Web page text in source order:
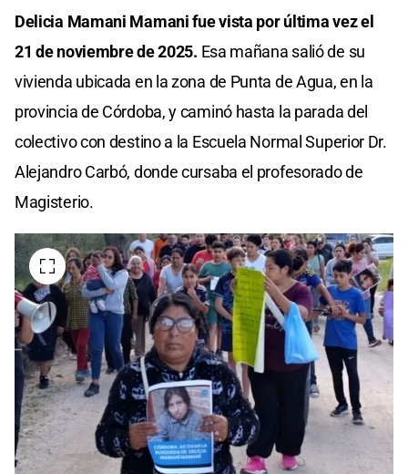
Delicia Mamani Mamani fue vista por última vez el
21 de noviembre de 2025. Esa mañana salió de su
vivienda ubicada en la zona de Punta de Agua, en la
provincia de Córdoba, y caminó hasta la parada del
colectivo con destino a la Escuela Normal Superior Dr.
Alejandro Carbó, donde cursaba el profesorado de
Magisterio.